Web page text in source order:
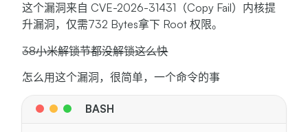
这个漏洞来自 CVE-2026-31431（Copy Fail）内核提
升漏洞，仅需732 Bytes拿下 Root 权限。
38小米解锁节都没解锁这么快
怎么用这个漏洞，很简单，一个命令的事